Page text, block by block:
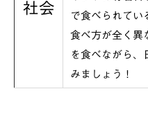
社会
で食べられてい
食べ方が全く異
を食べながら、
みましょう！